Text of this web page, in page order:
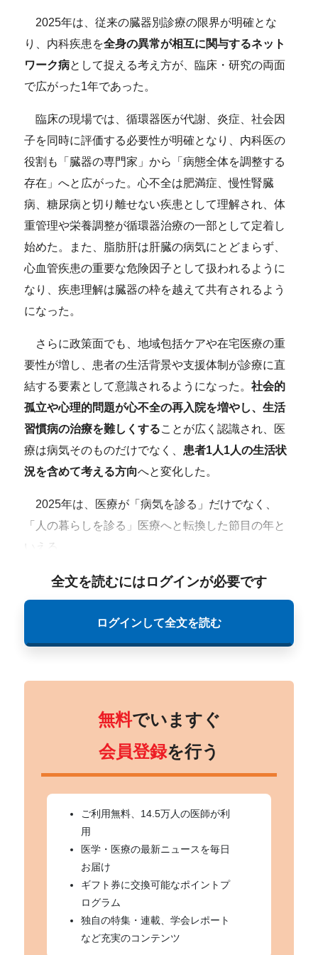
2025年は、従来の臓器別診療の限界が明確とな
り、内科疾患を全身の異常が相互に関与するネット
ワーク病として捉える考え方が、臨床・研究の両面
で広がった1年であった。
臨床の現場では、循環器医が代謝、炎症、社会因
子を同時に評価する必要性が明確となり、内科医の
役割も「臓器の専門家」から「病態全体を調整する
存在」へと広がった。心不全は肥満症、慢性腎臓
病、糖尿病と切り離せない疾患として理解され、体
重管理や栄養調整が循環器治療の一部として定着し
始めた。また、脂肪肝は肝臓の病気にとどまらず、
心血管疾患の重要な危険因子として扱われるように
なり、疾患理解は臓器の枠を越えて共有されるよう
になった。
さらに政策面でも、地域包括ケアや在宅医療の重
要性が増し、患者の生活背景や支援体制が診療に直
結する要素として意識されるようになった。社会的
孤立や心理的問題が心不全の再入院を増やし、生活
習慣病の治療を難しくすることが広く認識され、医
療は病気そのものだけでなく、 患者1人1人の生活状
況を含めて考える方向へと変化した。
2025年は、医療が「病気を診る」だけでなく、
「人の暮らしを診る」医療へと転換した節目の年と
いえる。
全文を読むにはログインが必要です
ログインして全文を読む
無料でいますぐ
会員登録を行う
ご利用無料、14.5万人の医師が利
用
医学・医療の最新ニュースを毎日
お届け
ギフト券に交換可能なポイントプ
ログラム
独自の特集・連載、学会レポート
など充実のコンテンツ